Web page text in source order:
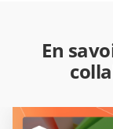
En